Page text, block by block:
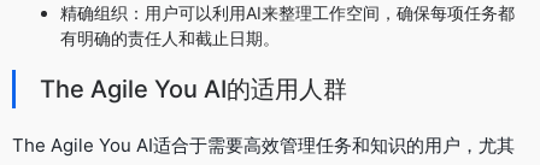
精确组织：用户可以利用AI来整理工作空间，确保每项任务都
有明确的责任人和截止日期。
The Agile You AI的适用人群
The Agile You AI适合于需要高效管理任务和知识的用户，尤其